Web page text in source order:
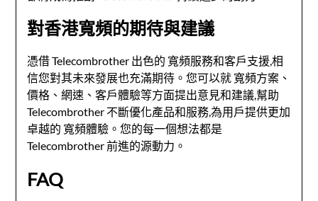
對香港寬頻的期待與建議
憑借 Telecombrother 出色的 寬頻服務和客戶支援,相
信您對其未來發展也充滿期待。您可以就 寬頻方案、
價格、網速、客戶體驗等方面提出意見和建議,幫助
Telecombrother 不斷優化產品和服務,為用戶提供更加
卓越的 寬頻體驗。您的每一個想法都是
Telecombrother 前進的源動力。
FAQ